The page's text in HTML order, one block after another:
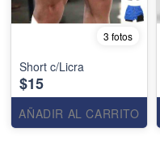
3 fotos
Short c/Licra
$15
AÑADIR AL CARRITO